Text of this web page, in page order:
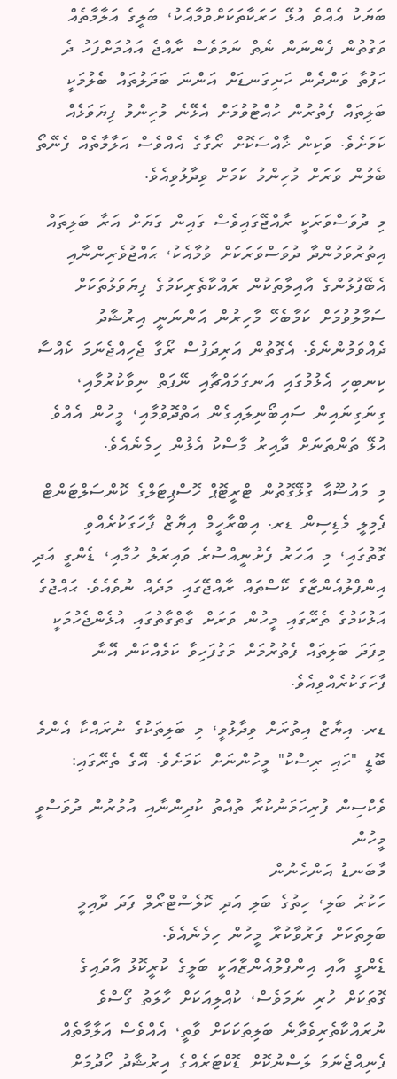
ބަޔަކު އެއްވެ އުޅޭ ހަރަކާތަކަށްވުމާއެކު، ބަލީގެ އަލާމާތެއް
ވަގުތުން ފެންނަން ނެތް ނަމަވެސް ރާއްޖެ އައުމަށްފަހު ދެ
ހަފުތާ ވަންދެން ހަށިގަނޑަށް އަންނަ ބަދަލުތައް ބެލުމަކީ
ބަލިތައް ފެތުރުން ހުއްޓުވުމަށް އެޅޭނެ މުހިންމު ފިޔަވަޅެއް
ކަމަށެވެ. ވަކިން ޚާއްސަކޮށް ރޯގާގެ އެއްވެސް އަލާމާތެއް ފެނޭތޯ
ބެލުން ވަރަށް މުހިންމު ކަމަށް ވިދާޅުވިއެވެ.
މި ދުވަސްވަރަކީ ރާއްޖޭގައިވެސް ގައިން ގަޔަށް އަރާ ބަލިތައް
އިތުރުވަމުންދާ ދުވަސްވަރަކަށް ވުމާއެކު، ޙައްޖުވެރިންނާއި
އެބޭފުޅުންގެ އާއިލާތަކުން ރައްކާތެރިކަމުގެ ފިޔަވަޅުތަކަށް
ސަމާލުވުމަށް ކަމާބެހޭ މާހިރުން އަންނަނީ އިރުޝާދު
ދެއްވަމުންނެވެ. އެގޮތުން އަރިދަފުސް ރޯގާ ޖެހިއްޖެނަމަ ކެއްސާ
ކިނބިހި އެޅުމުގައި އަނގަމައްޗާއި ނޭފަތް ނިވާކުރުމާއި،
ގިނަގިނައިން ސައިބޯނިލައިގެން އަތްދޮވުމާއި، މީހުން އެއްވެ
އުޅޭ ތަންތަނަށް ދާއިރު މާސްކު އެޅުން ހިމެނެއެވެ.
މި މައުޟޫއާ ގުޅޭގޮތުން ޓްރީޓޮޕް ހޮސްޕިޓަލްގެ ކޮންސަލްޓަންޓް
ފެމިލީ މެޑިސިން ޑރ. އިބްރާހީމް އިޔާޒް ފާހަގަކުރެއްވި
ގޮތުގައި، މި އަހަރު ފެށުނީއްސުރެ ވައިރަލް ހުމާއި، ޑެންގީ އަދި
އިންފްލުއެންޒާގެ ކޭސްތައް ރާއްޖޭގައި މަދެއް ނުވެއެވެ. ޙައްޖުގެ
އަޅުކަމުގެ ތެރޭގައި މީހުން ވަރަށް ގާތްގާތުގައި އުޅެންޖެހުމަކީ
މިފަދަ ބަލިތައް ފެތުރުމަށް މަގުފަހިވާ ކަމެއްކަން އޭނާ
ފާހަގަކުރެއްވިއެވެ.
ޑރ. އިޔާޒް އިތުރަށް ވިދާޅުވީ، މި ބަލިތަކުގެ ނުރައްކާ އެންމެ
ބޮޑީ "ހައި ރިސްކު" މީހުންނަށް ކަމަށެވެ. އޭގެ ތެރޭގައި:
ވެކްސިން ފުރިހަމަނުކުރާ ތުއްތު ކުދިންނާއި އުމުރުން ދުވަސްވީ
މީހުން
މާބަނޑު އަންހެނުން
ހަކުރު ބަލި، ހިތުގެ ބަލި އަދި ކޮލެސްޓްރޯލް ފަދަ ދާއިމީ
ބަލިތަކަށް ފަރުވާކުރާ މީހުން ހިމެނެއެވެ.
ޑެންގީ އާއި އިންފްލުއެންޒާއަކީ ބަލީގެ ކުރީކޮޅު އާދައިގެ
ގޮތަކަށް ހުރި ނަމަވެސް، ކުއްލިއަކަށް ހާލަތު ގޯސްވެ
ނުރައްކާތެރިވެދާނެ ބަލިތަކަކަށް ވާތީ، އެއްވެސް އަލާމާތެއް
ފެނިއްޖެނަމަ ލަސްނުކޮށް ޑޮކްޓަރެއްގެ އިރުޝާދު ހޯދުމަށް